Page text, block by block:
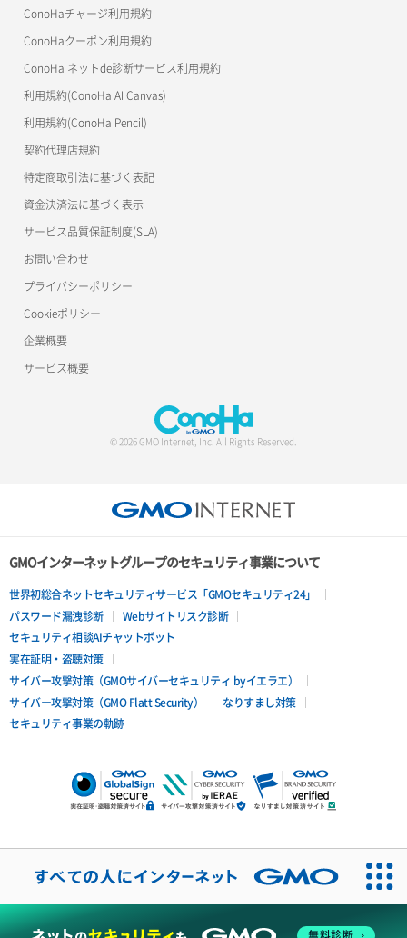
美雲このは徹底ガイド
ConoHaチャージ利用規約
ConoHaクーポン利用規約
ConoHa ネットde診断サービス利用規約
利用規約(ConoHa AI Canvas)
利用規約(ConoHa Pencil)
契約代理店規約
特定商取引法に基づく表記
資金決済法に基づく表示
サービス品質保証制度(SLA)
お問い合わせ
プライバシーポリシー
Cookieポリシー
企業概要
サービス概要
© 2026 GMO Internet, Inc. All Rights Reserved.
GMOインターネットグループのセキュリティ事業について
世界初総合ネットセキュリティサービス「GMOセキュリティ24」
パスワード漏洩診断
Webサイトリスク診断
セキュリティ相談AIチャットボット
実在証明・盗聴対策
サイバー攻撃対策（GMOサイバーセキュリティ byイエラエ）
サイバー攻撃対策（GMO Flatt Security）
なりすまし対策
セキュリティ事業の軌跡